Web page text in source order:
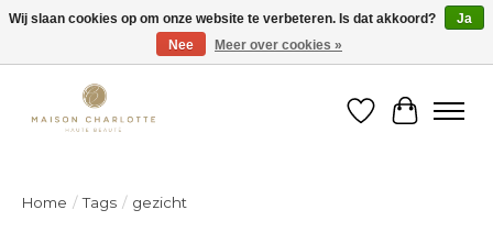
Gratis verzending binnen België vanaf €150
Verlanglijst
Home / Tags / gezicht
Wij slaan cookies op om onze website te verbeteren. Is dat akkoord?
Ja
Nee
Meer over cookies »